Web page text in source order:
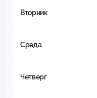
Вторник
Среда
Четверг